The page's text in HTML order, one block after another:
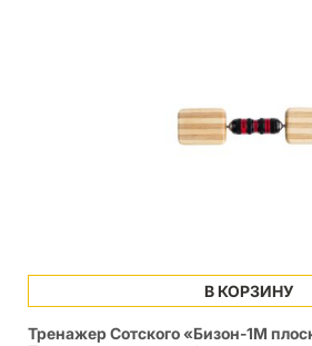
В КОРЗИНУ
Тренажер Сотского «Бизон-1М